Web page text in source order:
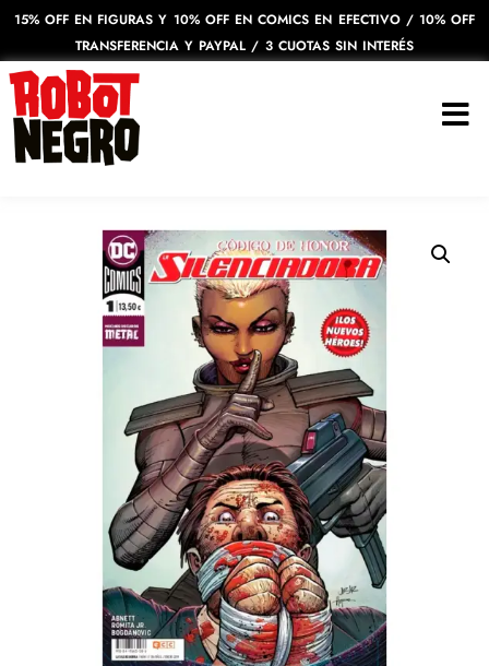
15% OFF EN FIGURAS Y 10% OFF EN COMICS EN EFECTIVO / 10% OFF
TRANSFERENCIA Y PAYPAL / 3 CUOTAS SIN INTERÉS